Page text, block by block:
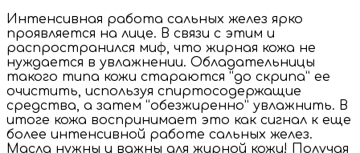
Интенсивная работа сальных желез ярко
проявляется на лице. В связи с этим и
распространился миф, что жирная кожа не
нуждается в увлажнении. Обладательницы
такого типа кожи стараются “до скрипа” ее
очистить, используя спиртосодержащие
средства, а затем “обезжиренно” увлажнить. В
итоге кожа воспринимает это как сигнал к еще
более интенсивной работе сальных желез.
Масла нужны и важны для жирной кожи! Получая